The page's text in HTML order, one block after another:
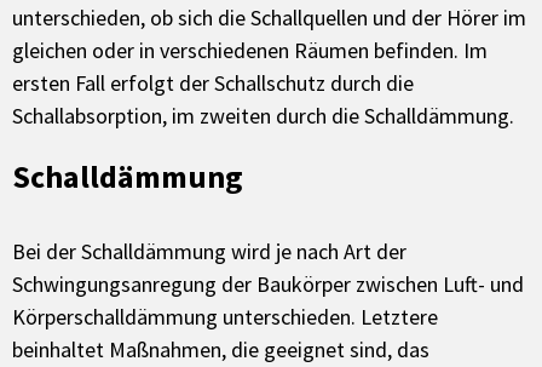
unterschieden, ob sich die Schallquellen und der Hörer im
gleichen oder in verschiedenen Räumen befinden. Im
ersten Fall erfolgt der Schallschutz durch die
Schallabsorption, im zweiten durch die Schalldämmung.
Schalldämmung
Bei der Schalldämmung wird je nach Art der
Schwingungsanregung der Baukörper zwischen Luft- und
Körperschalldämmung unterschieden. Letztere
beinhaltet Maßnahmen, die geeignet sind, das